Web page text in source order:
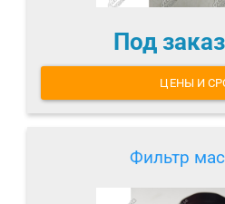
Под заказ
ЦЕНЫ И
Фильтр